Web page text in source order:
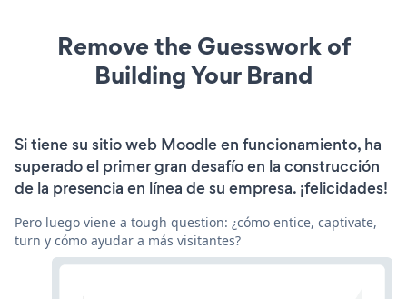
Remove the Guesswork of
Building Your Brand
Si tiene su sitio web Moodle en funcionamiento, ha
superado el primer gran desafío en la construcción
de la presencia en línea de su empresa. ¡felicidades!
Pero luego viene a tough question: ¿cómo entice, captivate,
turn y cómo ayudar a más visitantes?